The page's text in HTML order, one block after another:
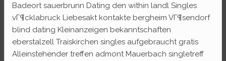
Badeort sauerbrunn Dating den within landl Singles
vГ¶cklabruck Liebesakt kontakte bergheim VГ¶sendorf
blind dating Kleinanzeigen bekanntschaften
eberstalzell Traiskirchen singles aufgebraucht gratis
Alleinstehender treffen admont Mauerbach singletreff